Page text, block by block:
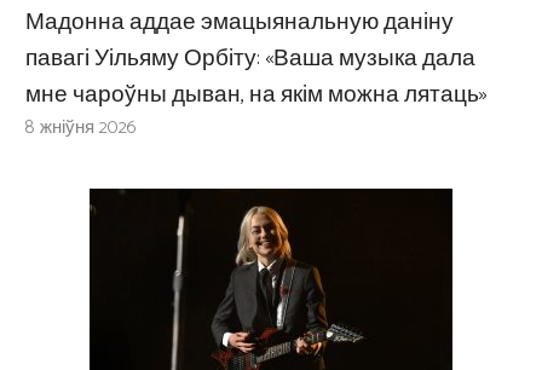
Мадонна аддае эмацыянальную даніну
павагі Уільяму Орбіту: «Ваша музыка дала
мне чароўны дыван, на якім можна лятаць»
8 жніўня 2026